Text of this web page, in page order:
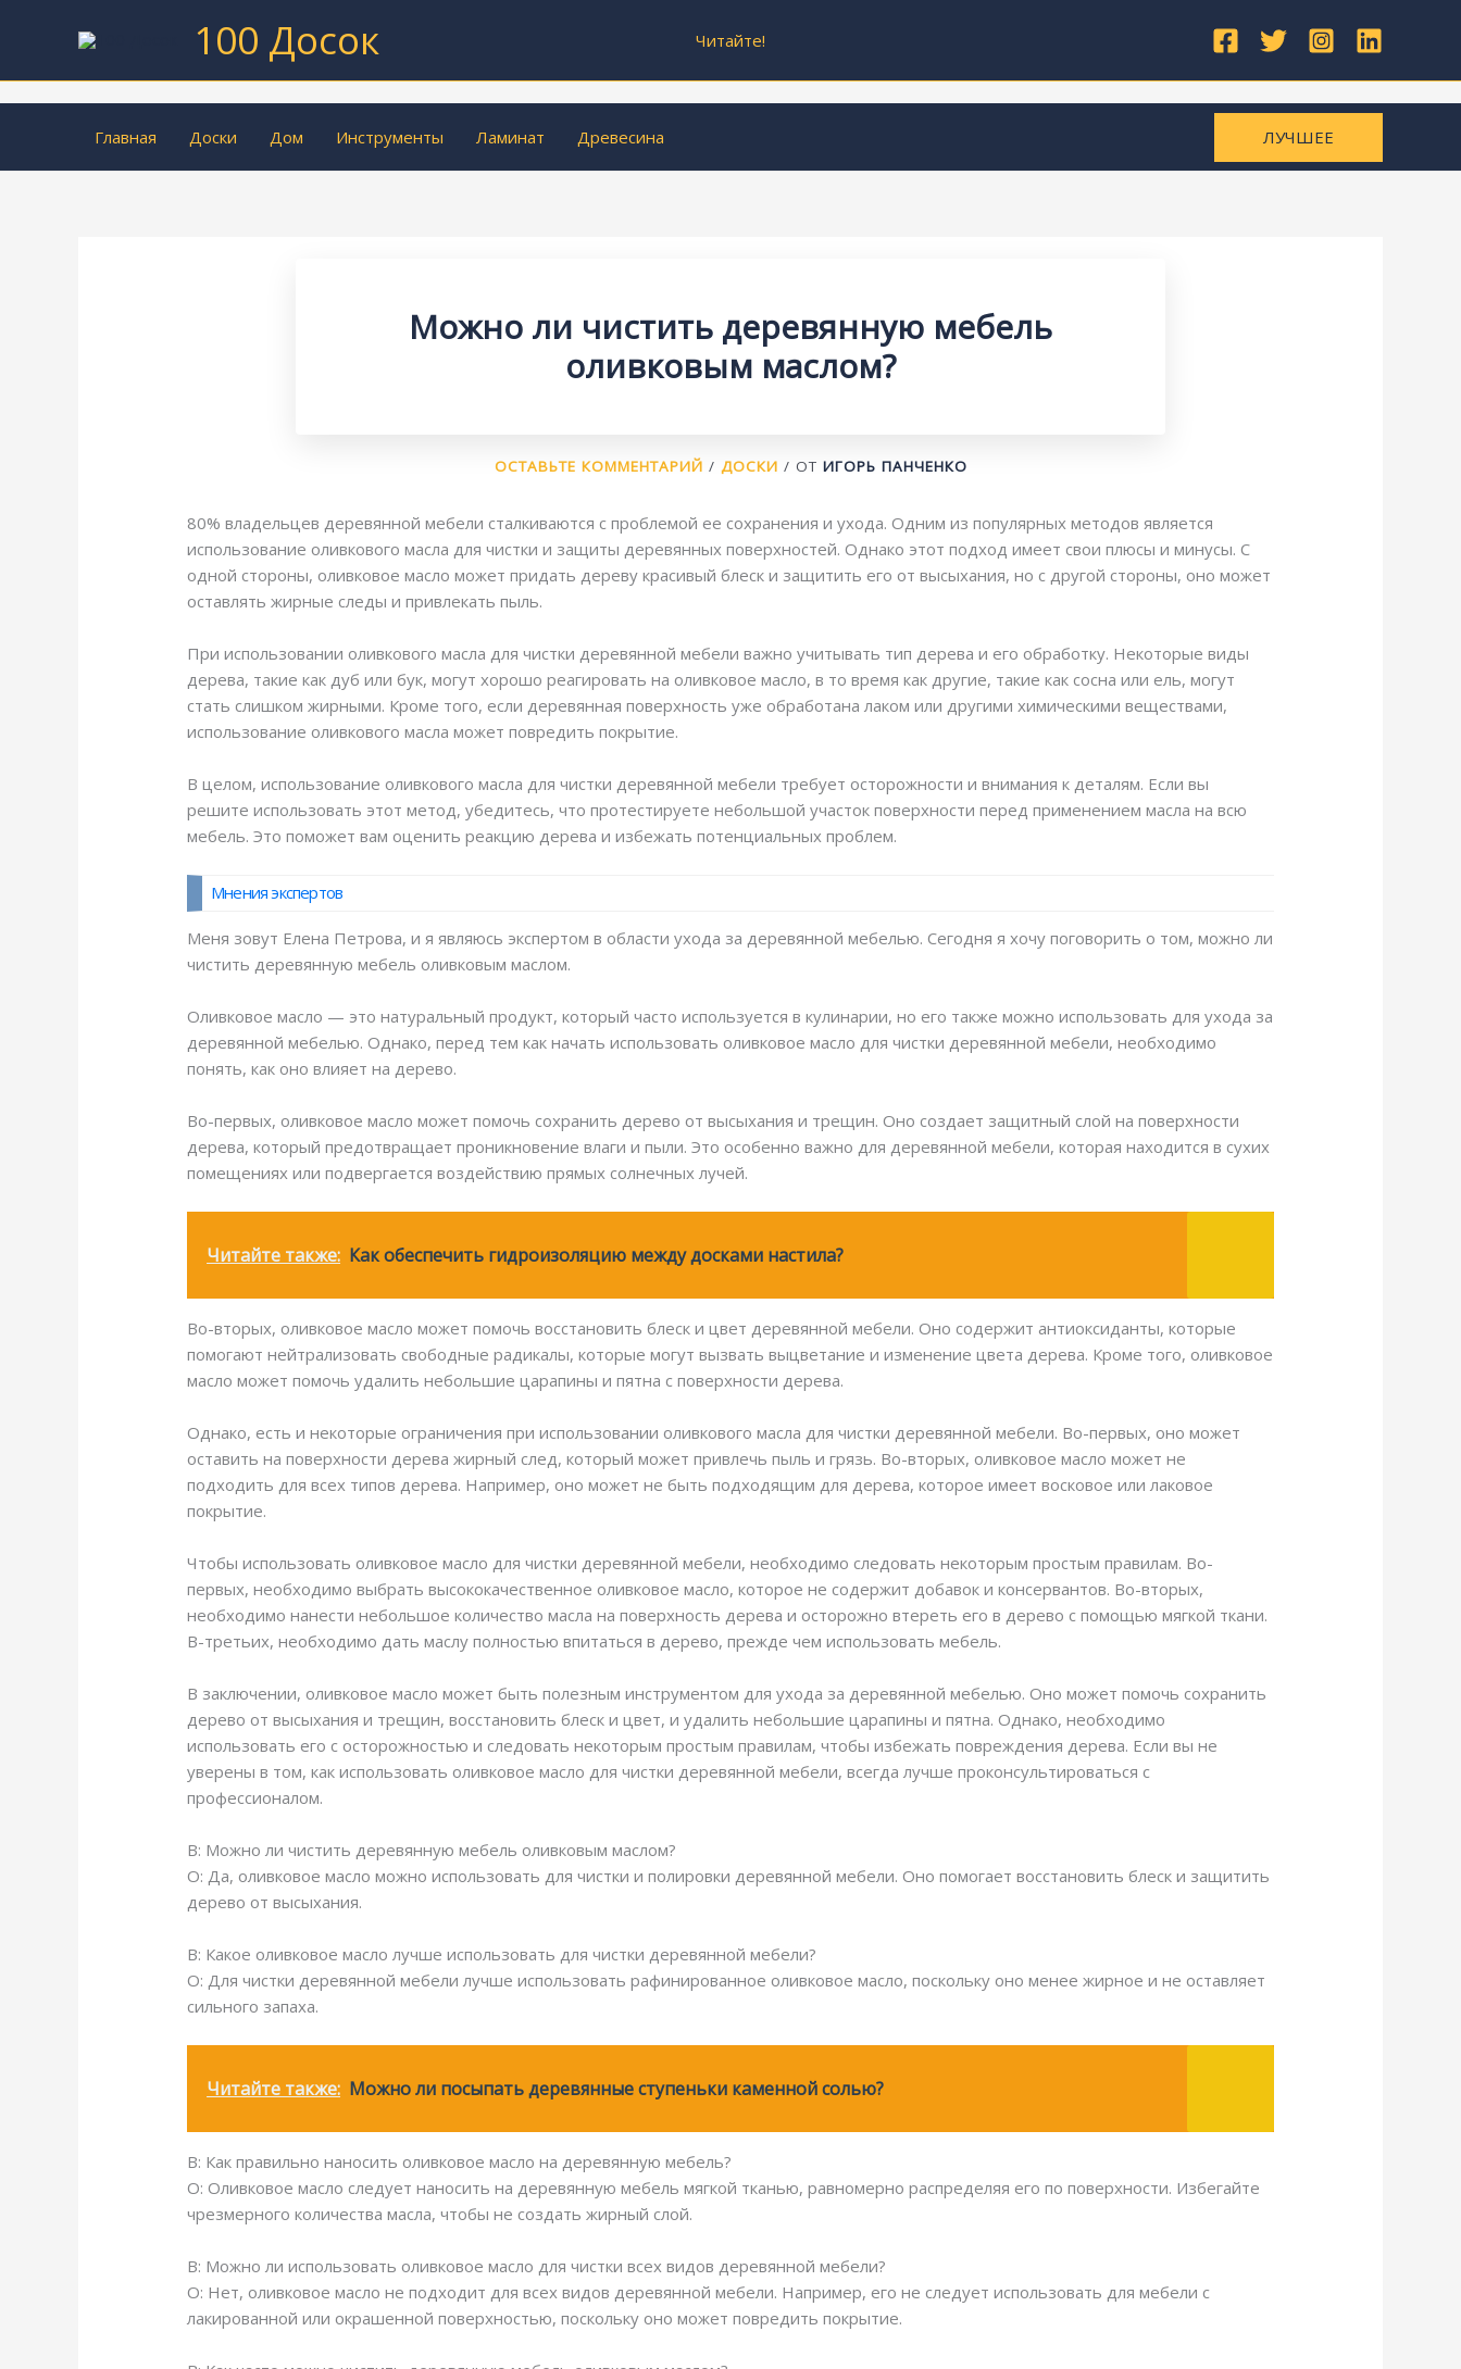
100 Досок Читайте!
Главная Доски Дом Инструменты Ламинат Древесина ЛУЧШЕЕ
Можно ли чистить деревянную мебель
оливковым маслом?
ОСТАВЬТЕ КОММЕНТАРИЙ / ДОСКИ / ОТ ИГОРЬ ПАНЧЕНКО
80% владельцев деревянной мебели сталкиваются с проблемой ее сохранения и ухода. Одним из популярных методов является
использование оливкового масла для чистки и защиты деревянных поверхностей. Однако этот подход имеет свои плюсы и минусы. С
одной стороны, оливковое масло может придать дереву красивый блеск и защитить его от высыхания, но с другой стороны, оно может
оставлять жирные следы и привлекать пыль.
При использовании оливкового масла для чистки деревянной мебели важно учитывать тип дерева и его обработку. Некоторые виды
дерева, такие как дуб или бук, могут хорошо реагировать на оливковое масло, в то время как другие, такие как сосна или ель, могут
стать слишком жирными. Кроме того, если деревянная поверхность уже обработана лаком или другими химическими веществами,
использование оливкового масла может повредить покрытие.
В целом, использование оливкового масла для чистки деревянной мебели требует осторожности и внимания к деталям. Если вы
решите использовать этот метод, убедитесь, что протестируете небольшой участок поверхности перед применением масла на всю
мебель. Это поможет вам оценить реакцию дерева и избежать потенциальных проблем.
Мнения экспертов
Меня зовут Елена Петрова, и я являюсь экспертом в области ухода за деревянной мебелью. Сегодня я хочу поговорить о том, можно ли
чистить деревянную мебель оливковым маслом.
Оливковое масло — это натуральный продукт, который часто используется в кулинарии, но его также можно использовать для ухода за
деревянной мебелью. Однако, перед тем как начать использовать оливковое масло для чистки деревянной мебели, необходимо
понять, как оно влияет на дерево.
Во-первых, оливковое масло может помочь сохранить дерево от высыхания и трещин. Оно создает защитный слой на поверхности
дерева, который предотвращает проникновение влаги и пыли. Это особенно важно для деревянной мебели, которая находится в сухих
помещениях или подвергается воздействию прямых солнечных лучей.
Читайте также: Как обеспечить гидроизоляцию между досками настила?
Во-вторых, оливковое масло может помочь восстановить блеск и цвет деревянной мебели. Оно содержит антиоксиданты, которые
помогают нейтрализовать свободные радикалы, которые могут вызвать выцветание и изменение цвета дерева. Кроме того, оливковое
масло может помочь удалить небольшие царапины и пятна с поверхности дерева.
Однако, есть и некоторые ограничения при использовании оливкового масла для чистки деревянной мебели. Во-первых, оно может
оставить на поверхности дерева жирный след, который может привлечь пыль и грязь. Во-вторых, оливковое масло может не
подходить для всех типов дерева. Например, оно может не быть подходящим для дерева, которое имеет восковое или лаковое
покрытие.
Чтобы использовать оливковое масло для чистки деревянной мебели, необходимо следовать некоторым простым правилам. Во-
первых, необходимо выбрать высококачественное оливковое масло, которое не содержит добавок и консервантов. Во-вторых,
необходимо нанести небольшое количество масла на поверхность дерева и осторожно втереть его в дерево с помощью мягкой ткани.
В-третьих, необходимо дать маслу полностью впитаться в дерево, прежде чем использовать мебель.
В заключении, оливковое масло может быть полезным инструментом для ухода за деревянной мебелью. Оно может помочь сохранить
дерево от высыхания и трещин, восстановить блеск и цвет, и удалить небольшие царапины и пятна. Однако, необходимо
использовать его с осторожностью и следовать некоторым простым правилам, чтобы избежать повреждения дерева. Если вы не
уверены в том, как использовать оливковое масло для чистки деревянной мебели, всегда лучше проконсультироваться с
профессионалом.
В: Можно ли чистить деревянную мебель оливковым маслом?
О: Да, оливковое масло можно использовать для чистки и полировки деревянной мебели. Оно помогает восстановить блеск и защитить
дерево от высыхания.
В: Какое оливковое масло лучше использовать для чистки деревянной мебели?
О: Для чистки деревянной мебели лучше использовать рафинированное оливковое масло, поскольку оно менее жирное и не оставляет
сильного запаха.
Читайте также: Можно ли посыпать деревянные ступеньки каменной солью?
В: Как правильно наносить оливковое масло на деревянную мебель?
О: Оливковое масло следует наносить на деревянную мебель мягкой тканью, равномерно распределяя его по поверхности. Избегайте
чрезмерного количества масла, чтобы не создать жирный слой.
В: Можно ли использовать оливковое масло для чистки всех видов деревянной мебели?
О: Нет, оливковое масло не подходит для всех видов деревянной мебели. Например, его не следует использовать для мебели с
лакированной или окрашенной поверхностью, поскольку оно может повредить покрытие.